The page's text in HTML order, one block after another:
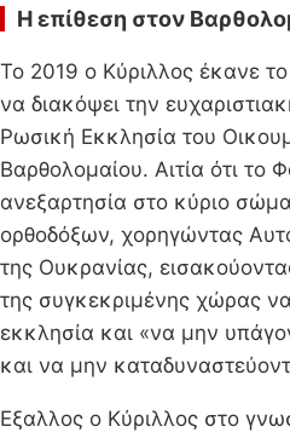
Η επίθεση στον
Το 2019 ο Κύριλλος έκανε
να διακόψει την
Ρωσική Εκκλησία του
Βαρθολομαίου. Αιτία ότι το
ανεξαρτησία στο κύριο
ορθοδόξων, χορηγώντας
της Ουκρανίας,
της συγκεκριμένης χώρας
εκκλησία και «να μην
και να μην
Εξαλλος ο Κύριλλος στο